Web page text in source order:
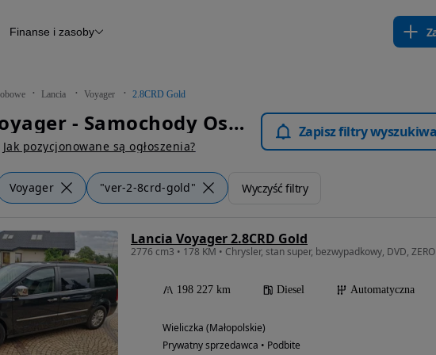
Raport z inspekcji
Otomoto News
Finanse i zasoby
Lancia Voyager 2.8CRD Gold
Lancia Voyager - Samochody Osobowe
Jak pozycjonowane są ogłoszenia?
Zapisz filtry
Voyager "ver-2-8crd-gold" Wyczyść filtry
Lancia Voyager 2.8CRD Gold
198 227 km Diesel Automatyczna
Wieliczka (Małopolskie)
Prywatny sprzedawca • Podbite